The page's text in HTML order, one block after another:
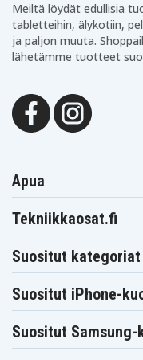
Meiltä löydät edullisia
tabletteihin, älykotiin,
ja paljon muuta.
lähetämme tuotteet
Apua
Tekniikkaosat.fi
Suositut kategoriat
Suositut iPhone-
Suositut Samsung-